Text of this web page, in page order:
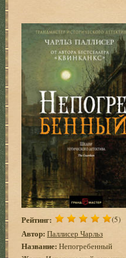
Рейтинг: (5)
Автор: Паллисер Чарльз
Название: Непогребенный